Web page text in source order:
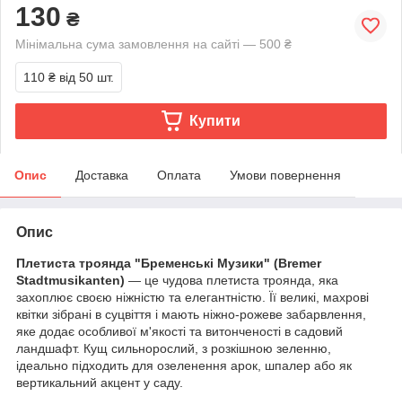
130 ₴
Мінімальна сума замовлення на сайті — 500 ₴
110 ₴ від 50 шт.
Купити
Опис Доставка Оплата Умови повернення
Опис
Плетиста троянда "Бременські Музики" (Bremer
Stadtmusikanten) — це чудова плетиста троянда, яка
захоплює своєю ніжністю та елегантністю. Її великі, махрові
квітки зібрані в суцвіття і мають ніжно-рожеве забарвлення,
яке додає особливої м'якості та витонченості в садовий
ландшафт. Кущ сильнорослий, з розкішною зеленню,
ідеально підходить для озеленення арок, шпалер або як
вертикальний акцент у саду.